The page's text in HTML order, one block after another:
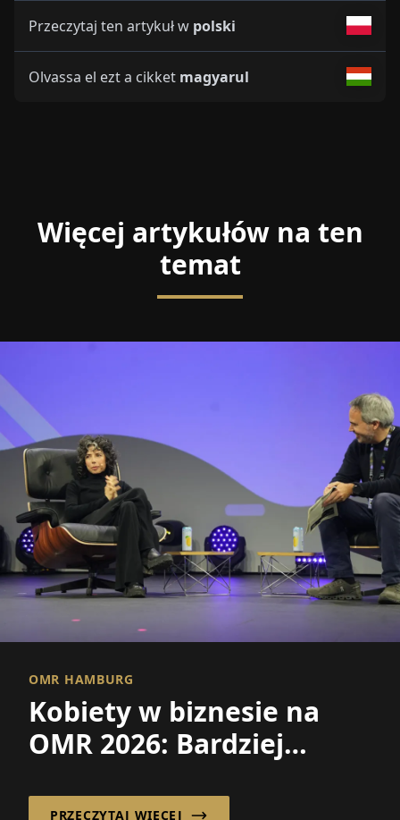
Przeczytaj ten artykuł w polski
Olvassa el ezt a cikket magyarul
Więcej artykułów na ten
temat
OMR HAMBURG
Kobiety w biznesie na
OMR 2026: Bardziej
kiedykolwiek – lecz wciąż
PRZECZYTAJ WIĘCEJ